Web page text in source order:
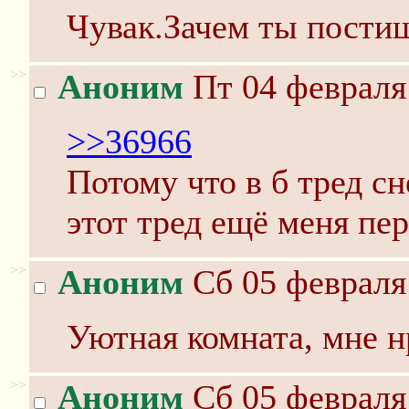
Чувак.Зачем ты
>> Аноним Пт 04
>>36966
Потому что в б тред
этот тред ещё меня
>> Аноним Сб 05
Уютная комната, мне
>> Аноним Сб 05